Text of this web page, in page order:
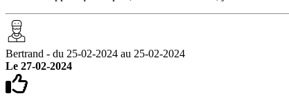
Bertrand - du 25-02-2024 au 25-02-2024
Le 27-02-2024